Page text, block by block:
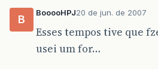
B
BooooHPJ20 de jun. de 2007
Esses tempos tive que
usei um for…